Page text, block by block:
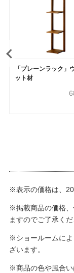
「プレーンラック」
ット材
※表示の価格は、
※掲載商品の価格
ますのでご了承くだ
※ショールームに
ざいます。
※商品の色や風合